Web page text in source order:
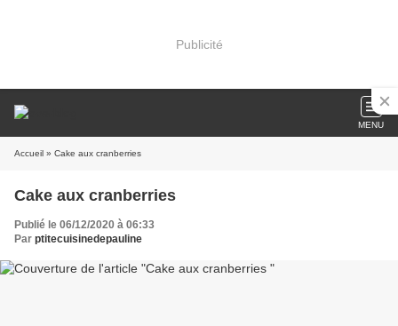
Publicité
MENU
Accueil » Cake aux cranberries
Cake aux cranberries
Publié le 06/12/2020 à 06:33
Par ptitecuisinedepauline